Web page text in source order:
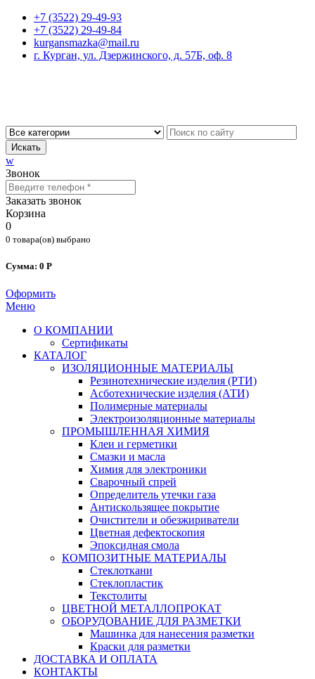
+7 (3522) 29-49-93
+7 (3522) 29-49-84
kurgansmazka@mail.ru
г. Курган, ул. Дзержинского, д. 57Б, оф. 8
Искать
w
Звонок
Заказать звонок
Корзина
0
0 товара(ов) выбрано
Сумма: 0 Р
Оформить
Меню
О КОМПАНИИ
Сертификаты
КАТАЛОГ
ИЗОЛЯЦИОННЫЕ МАТЕРИАЛЫ
Резинотехнические изделия (РТИ)
Асботехнические изделия (АТИ)
Полимерные материалы
Электроизоляционные материалы
ПРОМЫШЛЕННАЯ ХИМИЯ
Клеи и герметики
Смазки и масла
Химия для электроники
Сварочный спрей
Определитель утечки газа
Антискользящее покрытие
Очистители и обезжириватели
Цветная дефектоскопия
Эпоксидная смола
КОМПОЗИТНЫЕ МАТЕРИАЛЫ
Стеклоткани
Стеклопластик
Текстолиты
ЦВЕТНОЙ МЕТАЛЛОПРОКАТ
ОБОРУДОВАНИЕ ДЛЯ РАЗМЕТКИ
Машинка для нанесения разметки
Краски для разметки
ДОСТАВКА И ОПЛАТА
КОНТАКТЫ